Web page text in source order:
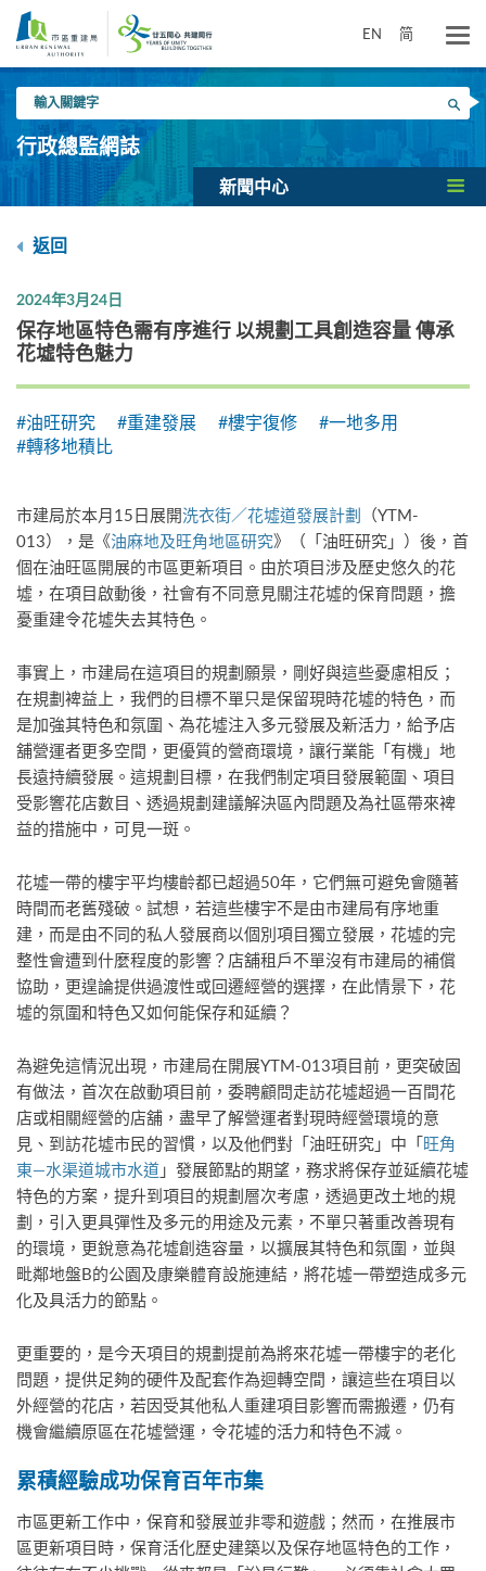
要
EN 简
入
關
鍵
搜尋
行政總監網誌
新聞中心
返回
2024年3月24日
保存地區特色需有序進行 以規劃工具創造容量 傳承
花墟特色魅力
#油旺研究 #重建發展 #樓宇復修
#一地多用
#轉移地積比
市建局於本月15日展開洗衣街／花墟道發展計劃 （YTM-
013），是《油麻地及旺角地區研究》（「油旺研究」）後，首
個在油旺區開展的市區更新項目。由於項目涉及歷史悠久的花
墟，在項目啟動後，社會有不同意見關注花墟的保育問題，擔
憂重建令花墟失去其特色。
事實上，市建局在這項目的規劃願景，剛好與這些憂慮相反；
在規劃裨益上，我們的目標不單只是保留現時花墟的特色，而
是加強其特色和氛圍、為花墟注入多元發展及新活力，給予店
舖營運者更多空間，更優質的營商環境，讓行業能「有機」地
長遠持續發展。這規劃目標，在我們制定項目發展範圍、項目
受影響花店數目、透過規劃建議解決區內問題及為社區帶來裨
益的措施中，可見一斑。
花墟一帶的樓宇平均樓齡都已超過50年，它們無可避免會隨著
時間而老舊殘破。試想，若這些樓宇不是由市建局有序地重
建，而是由不同的私人發展商以個別項目獨立發展，花墟的完
整性會遭到什麼程度的影響？店舖租戶不單沒有市建局的補償
協助，更遑論提供過渡性或回遷經營的選擇，在此情景下，花
墟的氛圍和特色又如何能保存和延續？
為避免這情況出現，市建局在開展YTM-013項目前，更突破固
有做法，首次在啟動項目前，委聘顧問走訪花墟超過一百間花
店或相關經營的店舖，盡早了解營運者對現時經營環境的意
見、到訪花墟市民的習慣，以及他們對「油旺研究」中「旺角
東—水渠道城市水道 」發展節點的期望，務求將保存並延續花墟
特色的方案，提升到項目的規劃層次考慮，透過更改土地的規
劃，引入更具彈性及多元的用途及元素，不單只著重改善現有
的環境，更銳意為花墟創造容量，以擴展其特色和氛圍，並與
毗鄰地盤B的公園及康樂體育設施連結，將花墟一帶塑造成多元
化及具活力的節點。
更重要的，是今天項目的規劃提前為將來花墟一帶樓宇的老化
問題，提供足夠的硬件及配套作為迴轉空間，讓這些在項目以
外經營的花店，若因受其他私人重建項目影響而需搬遷，仍有
機會繼續原區在花墟營運，令花墟的活力和特色不減。
累積經驗成功保育百年市集
市區更新工作中，保育和發展並非零和遊戲；然而，在推展市
區更新項目時，保育活化歷史建築以及保存地區特色的工作，